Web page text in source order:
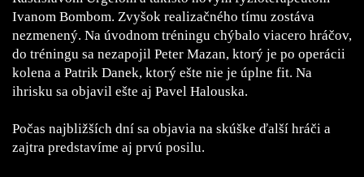
Ivanom Bombom. Zvyšok realizačného tímu zostáva
nezmenený. Na úvodnom tréningu chýbalo viacero hráčov,
do tréningu sa nezapojil Peter Mazan, ktorý je po operácii
kolena a Patrik Danek, ktorý ešte nie je úplne fit. Na
ihrisku sa objavil ešte aj Pavel Halouska.
Počas najbližších dní sa objavia na skúške ďalší hráči a
zajtra predstavíme aj prvú posilu.